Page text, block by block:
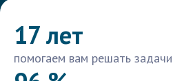
17 лет
помогаем вам решать задачи